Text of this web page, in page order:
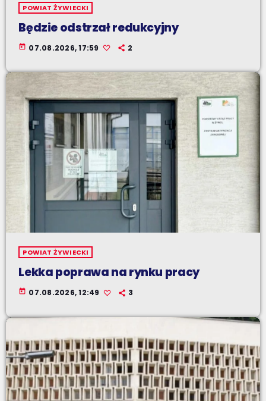
POWIAT ŻYWIECKI
Będzie odstrzał redukcyjny
today 07.08.2026, 17:59 2
POWIAT ŻYWIECKI
Lekka poprawa na rynku pracy
today 07.08.2026, 12:49 3